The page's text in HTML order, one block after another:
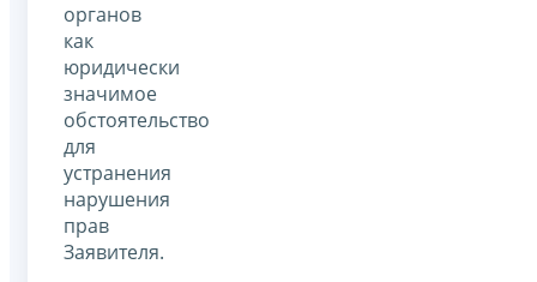
органов
как
юридически
значимое
обстоятельство
для
устранения
нарушения
прав
Заявителя.